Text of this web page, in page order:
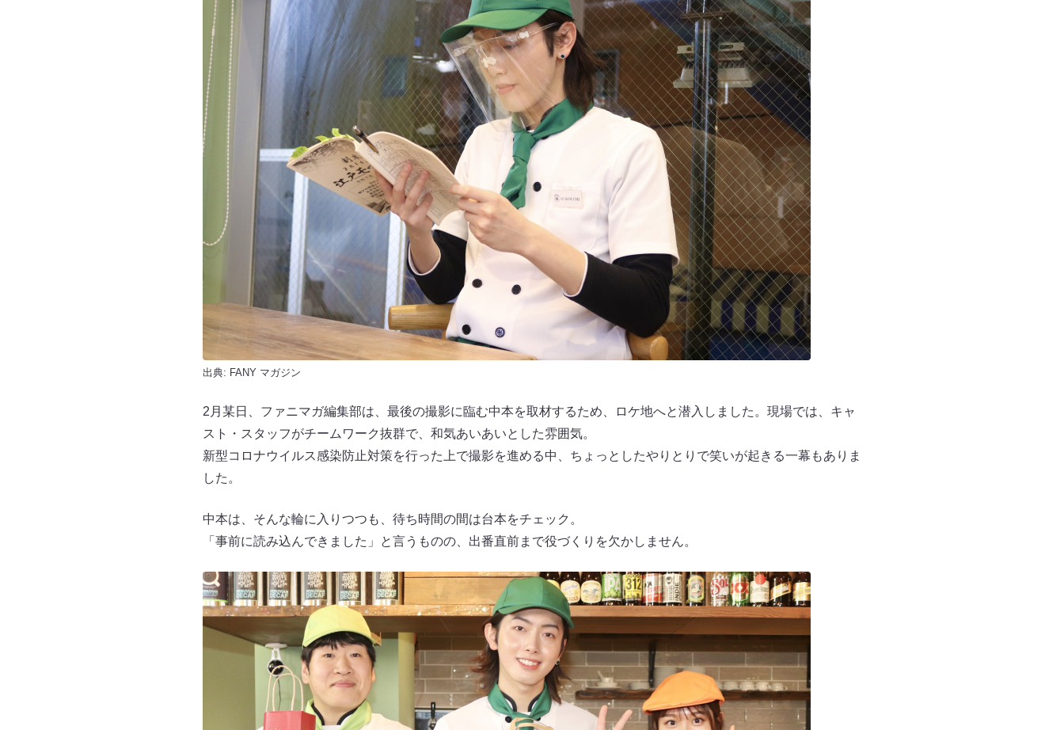
出典: FANY マガジン
2月某日、ファニマガ編集部は、最後の撮影に臨む中本を取材するため、ロケ地へと潜入しました。現場では、キャ
スト・スタッフがチームワーク抜群で、和気あいあいとした雰囲気。
新型コロナウイルス感染防止対策を行った上で撮影を進める中、ちょっとしたやりとりで笑いが起きる一幕もありま
した。
中本は、そんな輪に入りつつも、待ち時間の間は台本をチェック。
「事前に読み込んできました」と言うものの、出番直前まで役づくりを欠かしません。